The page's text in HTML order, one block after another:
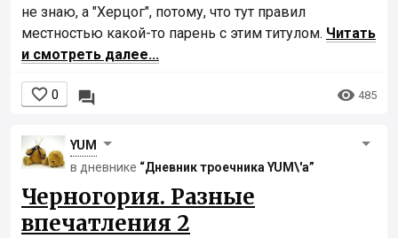
не знаю, а "Херцог", потому, что тут правил
местностью какой-то парень с этим титулом. Читать
и смотреть далее...
 0   485
YUM
в дневнике “Дневник троечника YUM\'а”
Черногория. Разные
впечатления 2